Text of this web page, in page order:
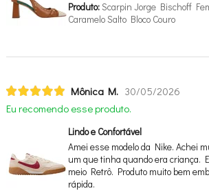
Produto:Scarpin Jorge Bischoff
Caramelo Salto Bloco Couro
Mônica M. 30/05/2026
Eu recomendo esse produto.
Lindo e Confortável
Amei esse modelo da Nike. Achei
um que tinha quando era criança.
meio Retrô. Produto muito bem
rápida.